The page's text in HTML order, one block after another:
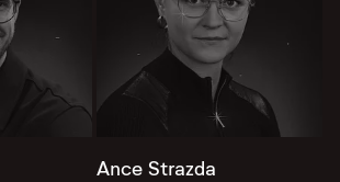
Ance Strazda